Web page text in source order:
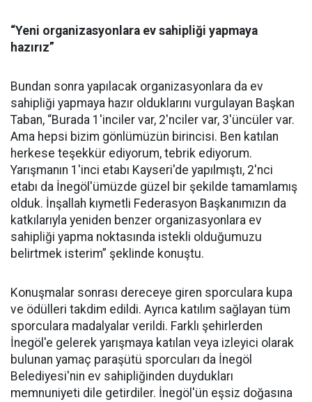
“Yeni organizasyonlara ev sahipliği yapmaya
hazırız”
Bundan sonra yapılacak organizasyonlara da ev
sahipliği yapmaya hazır olduklarını vurgulayan Başkan
Taban, “Burada 1'inciler var, 2'nciler var, 3'üncüler var.
Ama hepsi bizim gönlümüzün birincisi. Ben katılan
herkese teşekkür ediyorum, tebrik ediyorum.
Yarışmanın 1'inci etabı Kayseri'de yapılmıştı, 2'nci
etabı da İnegöl'ümüzde güzel bir şekilde tamamlamış
olduk. İnşallah kıymetli Federasyon Başkanımızın da
katkılarıyla yeniden benzer organizasyonlara ev
sahipliği yapma noktasında istekli olduğumuzu
belirtmek isterim” şeklinde konuştu.
Konuşmalar sonrası dereceye giren sporculara kupa
ve ödülleri takdim edildi. Ayrıca katılım sağlayan tüm
sporculara madalyalar verildi. Farklı şehirlerden
İnegöl'e gelerek yarışmaya katılan veya izleyici olarak
bulunan yamaç paraşütü sporcuları da İnegöl
Belediyesi'nin ev sahipliğinden duydukları
memnuniyeti dile getirdiler. İnegöl'ün eşsiz doğasına